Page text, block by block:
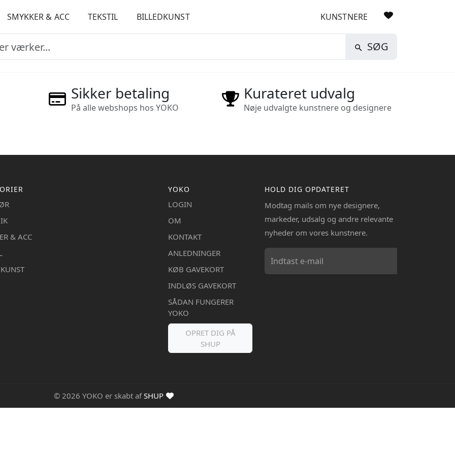
SMYKKER & ACC TEKSTIL BILLEDKUNST KUNSTNERE
SØG
Sikker betaling
På alle webshops hos YOKO
Kurateret udvalg
Nøje udvalgte kunstnere og designere
& ACC
YOKO
LOGIN
OM
KONTAKT
ANLEDNINGER
KØB GAVEKORT
INDLØS GAVEKORT
SÅDAN FUNGERER
YOKO
OPRET DIG PÅ
SHUP
HOLD DIG OPDATERET
Modtag mails om nye designere,
markeder, udsalg og andre relevante
nyheder om vores kunstnere.
© 2026 YOKO er skabt afSHUP